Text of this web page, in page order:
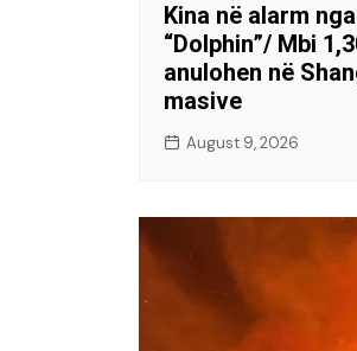
Kina në alarm
“Dolphin”/ Mbi
anulohen në
masive
August 9, 2026